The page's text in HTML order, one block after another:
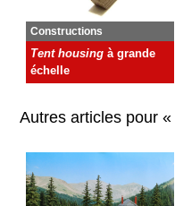
Constructions
Tent housing à grande
échelle
Autres articles pour «